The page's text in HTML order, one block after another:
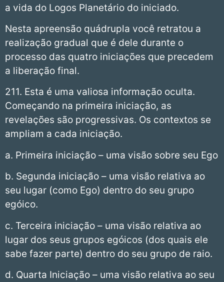
a vida do Logos Planetário do iniciado.
Nesta apreensão quádrupla você retratou a
realização gradual que é dele durante o
processo das quatro iniciações que precedem
a liberação final.
211. Esta é uma valiosa informação oculta.
Começando na primeira iniciação, as
revelações são progressivas. Os contextos se
ampliam a cada iniciação.
a. Primeira iniciação – uma visão sobre seu Ego
b. Segunda iniciação – uma visão relativa ao
seu lugar (como Ego) dentro do seu grupo
egóico.
c. Terceira iniciação – uma visão relativa ao
lugar dos seus grupos egóicos (dos quais ele
sabe fazer parte) dentro do seu grupo de raio.
d. Quarta Iniciação – uma visão relativa ao seu